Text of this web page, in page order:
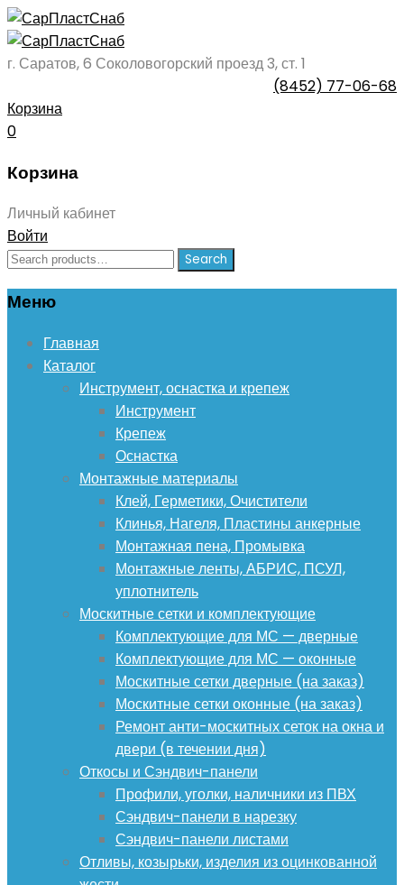
г. Саратов, 6 Соколовогорский проезд 3, ст. 1
(8452) 77-06-68
Корзина
0
Корзина
Личный кабинет
Войти
Search
Search
Меню
Skip
content
Главная
Каталог
Инструмент, оснастка и крепеж
Инструмент
Крепеж
Оснастка
Монтажные материалы
Клей, Герметики, Очистители
Клинья, Нагеля, Пластины анкерные
Монтажная пена, Промывка
Монтажные ленты, АБРИС, ПСУЛ,
уплотнитель
Москитные сетки и комплектующие
Комплектующие для МС — дверные
Комплектующие для МС — оконные
Москитные сетки дверные (на заказ)
Москитные сетки оконные (на заказ)
Ремонт анти-москитных сеток на окна и
двери (в течении дня)
Откосы и Сэндвич-панели
Профили, уголки, наличники из ПВХ
Сэндвич-панели в нарезку
Сэндвич-панели листами
Отливы, козырьки, изделия из оцинкованной